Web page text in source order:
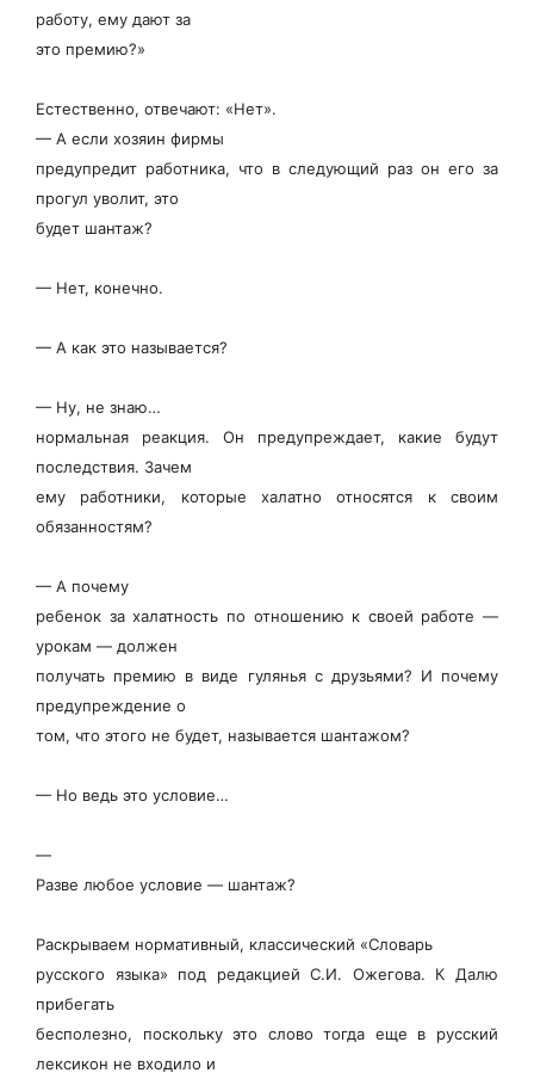
работу, ему дают за
это премию?»
Естественно, отвечают: «Нет».
— А если хозяин фирмы
предупредит работника, что в следующий раз он его за
прогул уволит, это
будет шантаж?
— Нет, конечно.
— А как это называется?
— Ну, не знаю…
нормальная реакция. Он предупреждает, какие будут
последствия. Зачем
ему работники, которые халатно относятся к своим
обязанностям?
— А почему
ребенок за халатность по отношению к своей работе —
урокам — должен
получать премию в виде гулянья с друзьями? И почему
предупреждение о
том, что этого не будет, называется шантажом?
— Но ведь это условие…
—
Разве любое условие — шантаж?
Раскрываем нормативный, классический «Словарь
русского языка» под редакцией С.И. Ожегова. К Далю
прибегать
бесполезно, поскольку это слово тогда еще в русский
лексикон не входило и